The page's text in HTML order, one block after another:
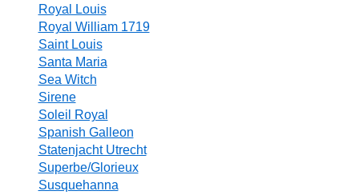
Royal Louis
Royal William 1719
Saint Louis
Santa Maria
Sea Witch
Sirene
Soleil Royal
Spanish Galleon
Statenjacht Utrecht
Superbe/Glorieux
Susquehanna